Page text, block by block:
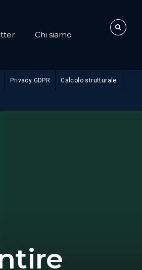
Chi siamo
Privacy GDPR Calcolo strutturale